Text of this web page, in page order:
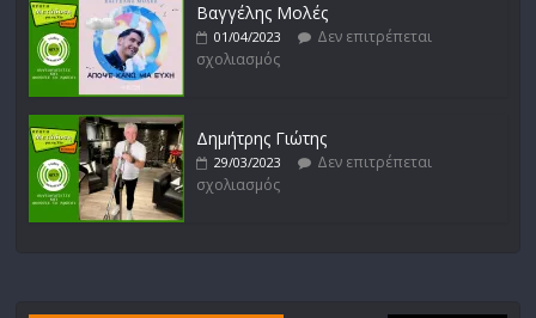
Βαγγέλης Μολές
01/04/2023
Δεν επιτρέπεται
σχολιασμός
Δημήτρης Γιώτης
29/03/2023
Δεν επιτρέπεται
σχολιασμός